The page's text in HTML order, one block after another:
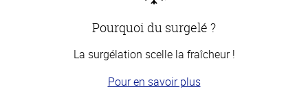
Pourquoi du surgelé ?
La surgélation scelle la fraîcheur !
Pour en savoir plus